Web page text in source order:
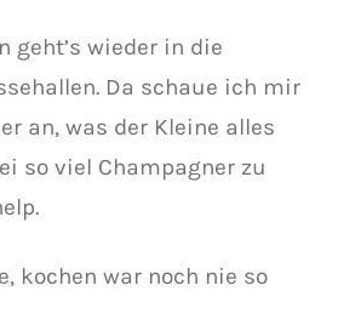
geht’s wieder in die
Da schaue ich mir
an, was der Kleine alles
so viel Champagner zu
kochen war noch nie so